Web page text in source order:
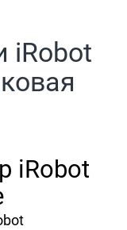
iRobot
iRobot